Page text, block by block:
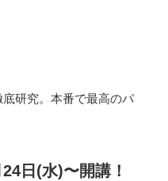
研究。本番で最高のパ
日(水)〜開講！